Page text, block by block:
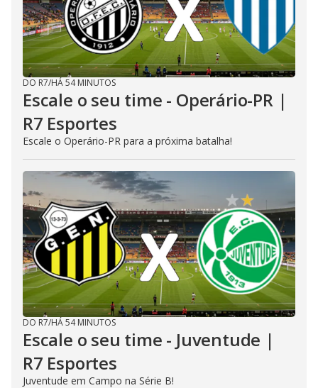
DO R7/HÁ 54 MINUTOS
Escale o seu time - Operário-PR |
R7 Esportes
Escale o Operário-PR para a próxima batalha!
DO R7/HÁ 54 MINUTOS
Escale o seu time - Juventude |
R7 Esportes
Juventude em Campo na Série B!